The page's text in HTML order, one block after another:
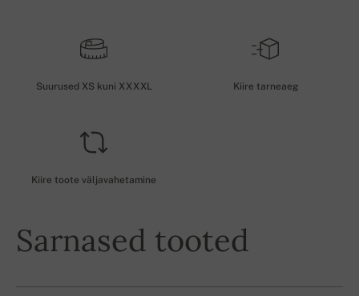
Suurused XS kuni XXXXL Kiire tarneaeg
Kiire toote väljavahetamine
Sarnased tooted